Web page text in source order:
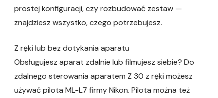
prostej konfiguracji, czy rozbudować zestaw —
znajdziesz wszystko, czego potrzebujesz.
Z ręki lub bez dotykania aparatu
Obsługujesz aparat zdalnie lub filmujesz siebie? Do
zdalnego sterowania aparatem Z 30 z ręki możesz
używać pilota ML-L7 firmy Nikon. Pilota można też